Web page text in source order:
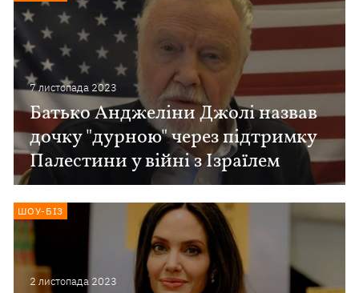
7 листопада 2023
Батько Анджеліни Джолі назвав
дочку "дурною" через підтримку
Палестини у війні з Ізраїлем
2 листопада 2023
ШОУ-БІЗ